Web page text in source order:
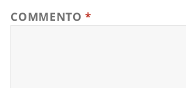
COMMENTO*